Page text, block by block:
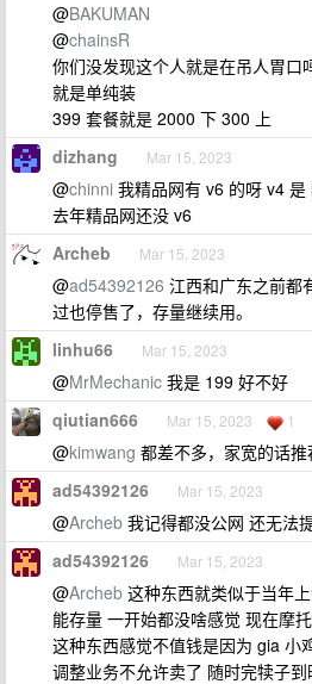
@BAKUMAN
@chainsR
你们没发现这个人就是在吊人胃口
就是单纯装
399 套餐就是 2000 下 300 上
dizhang Mar 15, 2023
@chinni 我精品网有 v6 的呀 v4 是
去年精品网还没 v6
Archeb Mar 15, 2023
@ad54392126 江西和广东之前都
过也停售了，存量继续用。
linhu66 Mar 15, 2023
@MrMechanic 我是 199 好不好
qiutian666 Mar 15, 2023 1
@kimwang 都差不多，家宽的话
ad54392126 Mar 15, 2023
@Archeb 我记得都没公网 还无法
ad54392126 Mar 15, 2023
@Archeb 这种东西就类似于当年
能存量 一开始都没啥感觉 现在摩
这种东西感觉不值钱是因为 gia 小
调整业务不允许卖了 随时完犊子